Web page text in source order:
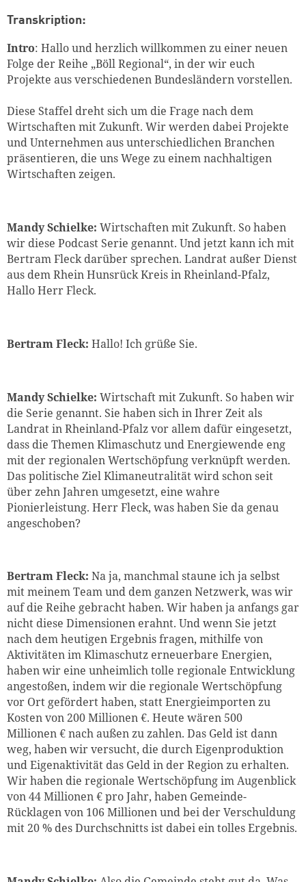
Transkription:
Intro: Hallo und herzlich willkommen zu einer neuen
Folge der Reihe „Böll Regional“, in der wir euch
Projekte aus verschiedenen Bundesländern vorstellen.
Diese Staffel dreht sich um die Frage nach dem
Wirtschaften mit Zukunft. Wir werden dabei Projekte
und Unternehmen aus unterschiedlichen Branchen
präsentieren, die uns Wege zu einem nachhaltigen
Wirtschaften zeigen.
Mandy Schielke: Wirtschaften mit Zukunft. So haben
wir diese Podcast Serie genannt. Und jetzt kann ich mit
Bertram Fleck darüber sprechen. Landrat außer Dienst
aus dem Rhein Hunsrück Kreis in Rheinland-Pfalz,
Hallo Herr Fleck.
Bertram Fleck: Hallo! Ich grüße Sie.
Mandy Schielke: Wirtschaft mit Zukunft. So haben wir
die Serie genannt. Sie haben sich in Ihrer Zeit als
Landrat in Rheinland-Pfalz vor allem dafür eingesetzt,
dass die Themen Klimaschutz und Energiewende eng
mit der regionalen Wertschöpfung verknüpft werden.
Das politische Ziel Klimaneutralität wird schon seit
über zehn Jahren umgesetzt, eine wahre
Pionierleistung. Herr Fleck, was haben Sie da genau
angeschoben?
Bertram Fleck: Na ja, manchmal staune ich ja selbst
mit meinem Team und dem ganzen Netzwerk, was wir
auf die Reihe gebracht haben. Wir haben ja anfangs gar
nicht diese Dimensionen erahnt. Und wenn Sie jetzt
nach dem heutigen Ergebnis fragen, mithilfe von
Aktivitäten im Klimaschutz erneuerbare Energien,
haben wir eine unheimlich tolle regionale Entwicklung
angestoßen, indem wir die regionale Wertschöpfung
vor Ort gefördert haben, statt Energieimporten zu
Kosten von 200 Millionen €. Heute wären 500
Millionen € nach außen zu zahlen. Das Geld ist dann
weg, haben wir versucht, die durch Eigenproduktion
und Eigenaktivität das Geld in der Region zu erhalten.
Wir haben die regionale Wertschöpfung im Augenblick
von 44 Millionen € pro Jahr, haben Gemeinde-
Rücklagen von 106 Millionen und bei der Verschuldung
mit 20 % des Durchschnitts ist dabei ein tolles Ergebnis.